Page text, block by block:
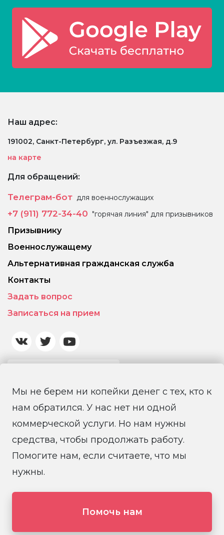
Мы не берем ни копейки денег с тех, кто к
нам обратился. У нас нет ни одной
коммерческой услуги. Но нам нужны
средства, чтобы продолжать работу.
Помогите нам, если считаете, что мы
нужны.
Помочь нам
Наш адрес:
191002, Санкт-Петербург, ул. Разъезжая, д.9
на карте
Для обращений:
Телеграм-бот для военнослужащих
+7 (911) 772-34-40 "горячая линия" для призывников
Призывнику
Военнослужащему
Альтернативная гражданская служба
Контакты
Задать вопрос
Записаться на прием
© 2026 Санкт-Петербургская региональная
«Солдатские матери Санкт-Петербурга»
Создание и поддержка сайта it-coop